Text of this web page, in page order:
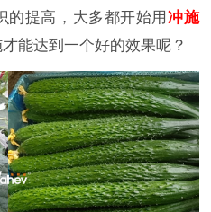
的提高 ， 大多都开始用冲施
能达到一个好的效果呢？